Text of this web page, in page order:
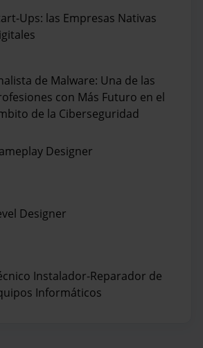
Ups: las Empresas Nativas
de Malware: Una de las
con Más Futuro en el
de la Ciberseguridad
Designer
Designer
Instalador-Reparador de
Informáticos